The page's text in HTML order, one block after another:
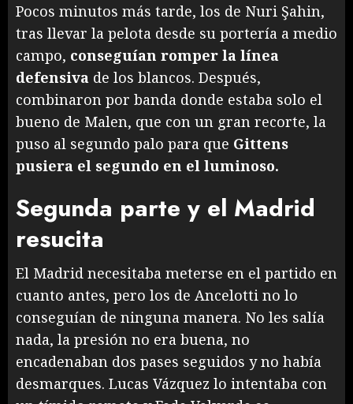
Pocos minutos más tarde, los de Nuri Şahin,
tras llevar la pelota desde su portería a medio
campo, conseguían romper la línea
defensiva de los blancos. Después,
combinaron por banda donde estaba solo el
bueno de Malen, que con un gran recorte, la
puso al segundo palo para que Gittens
pusiera el segundo en el luminoso.
Segunda parte y el Madrid
resucita
El Madrid necesitaba meterse en el partido en
cuanto antes, pero los de Ancelotti no lo
conseguían de ninguna manera. No les salía
nada, la presión no era buena, no
encadenaban dos pases seguidos y no había
desmarques. Lucas Vázquez lo intentaba con